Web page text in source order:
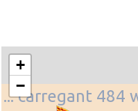
... carregant 484
+
−